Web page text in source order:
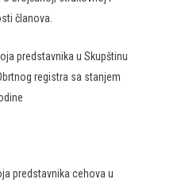
članova.
predstavnika u Skupštinu
registra sa stanjem
predstavnika cehova u